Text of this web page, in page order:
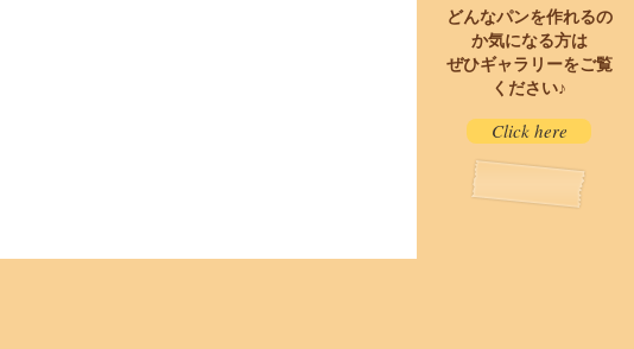
どんなパンを作れるの
か​気になる方は
ぜひギャラリーを​ご覧
ください♪
Click here